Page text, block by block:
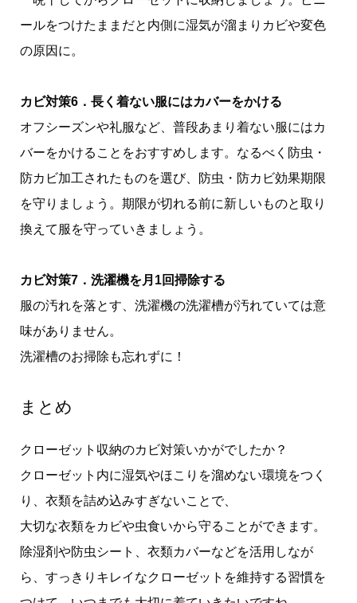
ールをつけたままだと内側に湿気が溜まりカビや変色
の原因に。
カビ対策6．長く着ない服にはカバーをかける
オフシーズンや礼服など、普段あまり着ない服にはカ
バーをかけることをおすすめします。なるべく防虫・
防カビ加工されたものを選び、防虫・防カビ効果期限
を守りましょう。期限が切れる前に新しいものと取り
換えて服を守っていきましょう。
カビ対策7．洗濯機を月1回掃除する
服の汚れを落とす、洗濯機の洗濯槽が汚れていては意
味がありません。
洗濯槽のお掃除も忘れずに！
まとめ
クローゼット収納のカビ対策いかがでしたか？
クローゼット内に湿気やほこりを溜めない環境をつく
り、衣類を詰め込みすぎないことで、
大切な衣類をカビや虫食いから守ることができます。
除湿剤や防虫シート、衣類カバーなどを活用しなが
ら、すっきりキレイなクローゼットを維持する習慣を